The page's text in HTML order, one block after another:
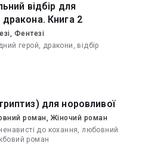
відбір для
Книга 2
Фентезі
герой, дракони, відбір
для норовливої
роман, Жіночий роман
до кохання, любовний
роман